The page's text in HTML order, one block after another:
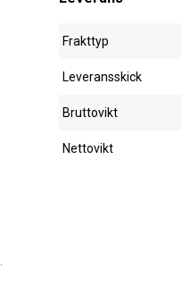
Frakttyp
Leveransskick
Bruttovikt
Nettovikt